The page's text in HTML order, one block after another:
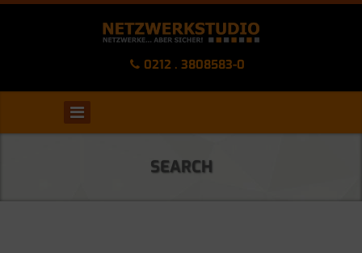
0212 . 3808583-0
SEARCH